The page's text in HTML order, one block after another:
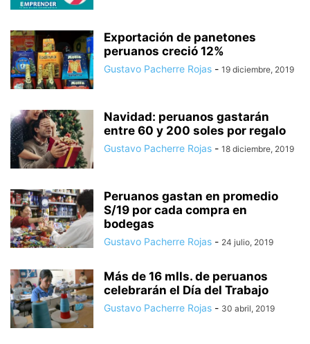
Exportación de panetones
peruanos creció 12%
Gustavo Pacherre Rojas - 19 diciembre, 2019
Navidad: peruanos gastarán
entre 60 y 200 soles por regalo
Gustavo Pacherre Rojas - 18 diciembre, 2019
Peruanos gastan en promedio
S/19 por cada compra en
bodegas
Gustavo Pacherre Rojas - 24 julio, 2019
Más de 16 mlls. de peruanos
celebrarán el Día del Trabajo
Gustavo Pacherre Rojas - 30 abril, 2019